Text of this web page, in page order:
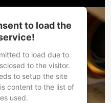
to load the
to load due to
to the visitor.
to setup the site
content to the list of
used.